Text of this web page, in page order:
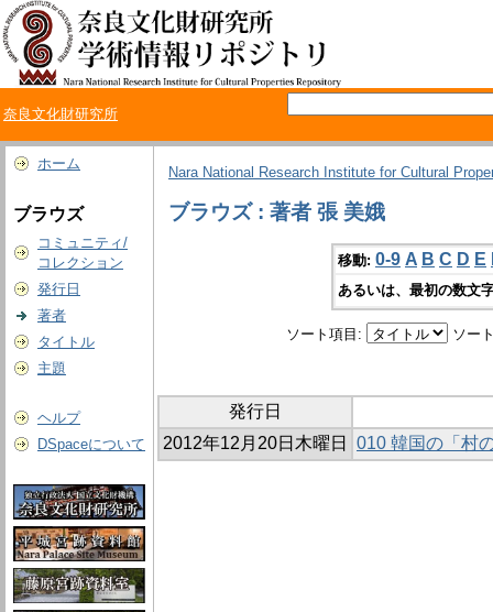
奈良文化財研究所
ホーム
ブラウズ
コミュニティ/
コレクション
発行日
著者
タイトル
主題
ヘルプ
DSpaceについて
Nara National Research Institute for Cultural
ブラウズ : 著者 張 美娥
移動: 0-9 A B C D E
あるいは、最初の数文
ソート項目: ソー
発行日
2012年12月20日木曜日
010 韓国の「村